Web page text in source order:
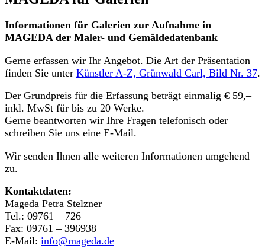
Informationen für Galerien zur Aufnahme in
MAGEDA der Maler- und Gemäldedatenbank
Gerne erfassen wir Ihr Angebot. Die Art der Präsentation
finden Sie unter Künstler A-Z, Grünwald Carl, Bild Nr. 37.
Der Grundpreis für die Erfassung beträgt einmalig € 59,–
inkl. MwSt für bis zu 20 Werke.
Gerne beantworten wir Ihre Fragen telefonisch oder
schreiben Sie uns eine E-Mail.
Wir senden Ihnen alle weiteren Informationen umgehend
zu.
Kontaktdaten:
Mageda Petra Stelzner
Tel.: 09761 – 726
Fax: 09761 – 396938
E-Mail: info@mageda.de